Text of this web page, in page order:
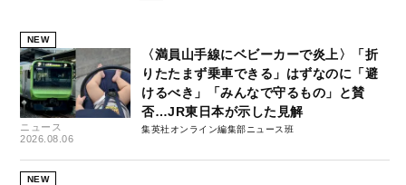
NEW
ニュース
2026.08.06
〈満員山手線にベビーカーで炎上〉「折
りたたまず乗車できる」はずなのに「避
けるべき」「みんなで守るもの」と賛
否…JR東日本が示した見解
集英社オンライン編集部ニュース班
NEW